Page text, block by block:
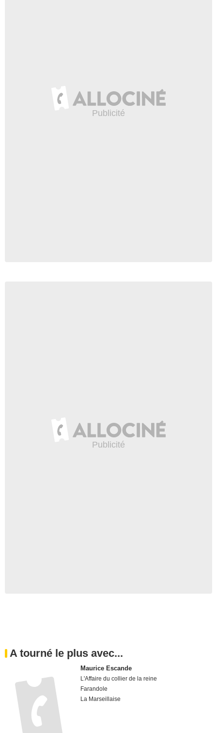
A tourné le plus avec...
Maurice Escande
L'Affaire du collier de la reine
Farandole
La Marseillaise